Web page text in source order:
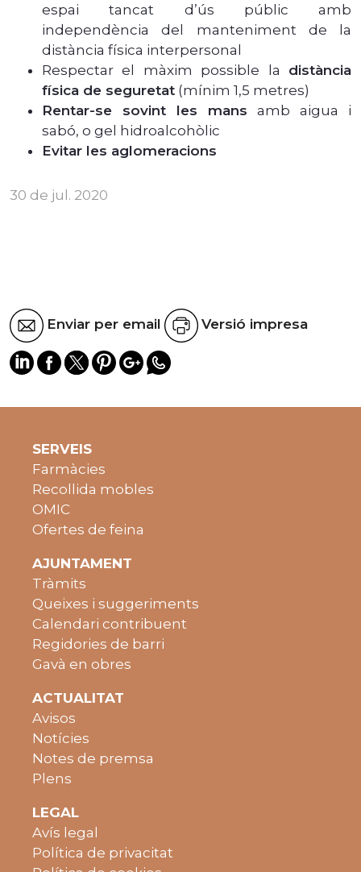
espai tancat d’ús públic amb
independència del manteniment de la
distància física interpersonal
Respectar el màxim possible la distància
física de seguretat (mínim 1,5 metres)
Rentar-se sovint les mans amb aigua i
sabó, o gel hidroalcohòlic
Evitar les aglomeracions
30 de jul. 2020
Enviar per email Versió impresa
SERVEIS
Farmàcies
Recollida mobles
OMIC
Ofertes de feina
AJUNTAMENT
Tràmits
Queixes i suggeriments
Calendari contribuent
Regidories de barri
Gavà en obres
ACTUALITAT
Avisos
Notícies
Notes de premsa
Plens
LEGAL
Avís legal
Política de privacitat